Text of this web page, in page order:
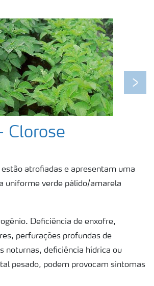
Next
Clorose
atrofiadas e apresentam uma
uniforme verde pálido/amarela
Deficiência de enxofre,
perfurações profundas de
noturnas, deficiência hídrica ou
pesado, podem provocam sintomas